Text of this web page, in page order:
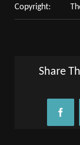
Copyright:
Share